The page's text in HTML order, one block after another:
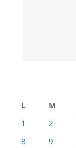
L
M
1
2
8
9